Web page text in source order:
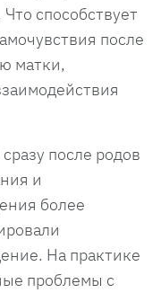
способствует
после
матки,
после родов
и
более
На практике
проблемы с